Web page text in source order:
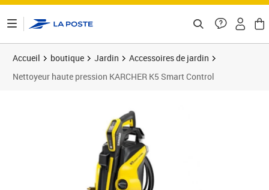
Accueil boutique Jardin
Accessoires de jardin
Nettoyeur haute pression KARCHER K5 Smart Control